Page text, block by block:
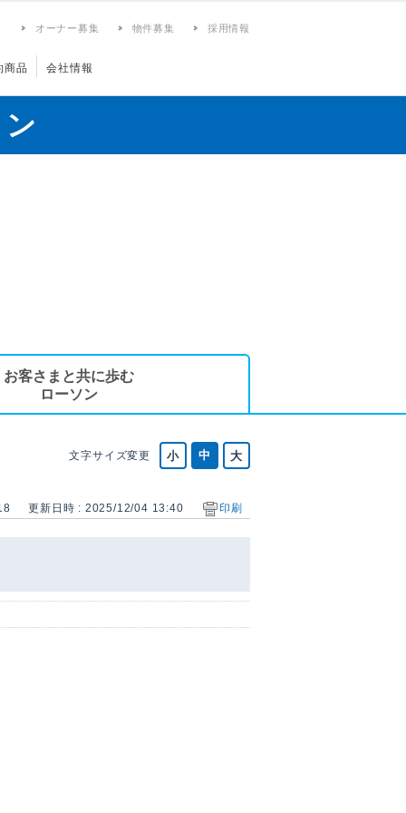
オーナー募集 物件募集 採用情報
商品 会社情報
お客さまと共に歩む
ローソン
文字サイズ変更
更新日時 : 2025/12/04 13:40 印刷